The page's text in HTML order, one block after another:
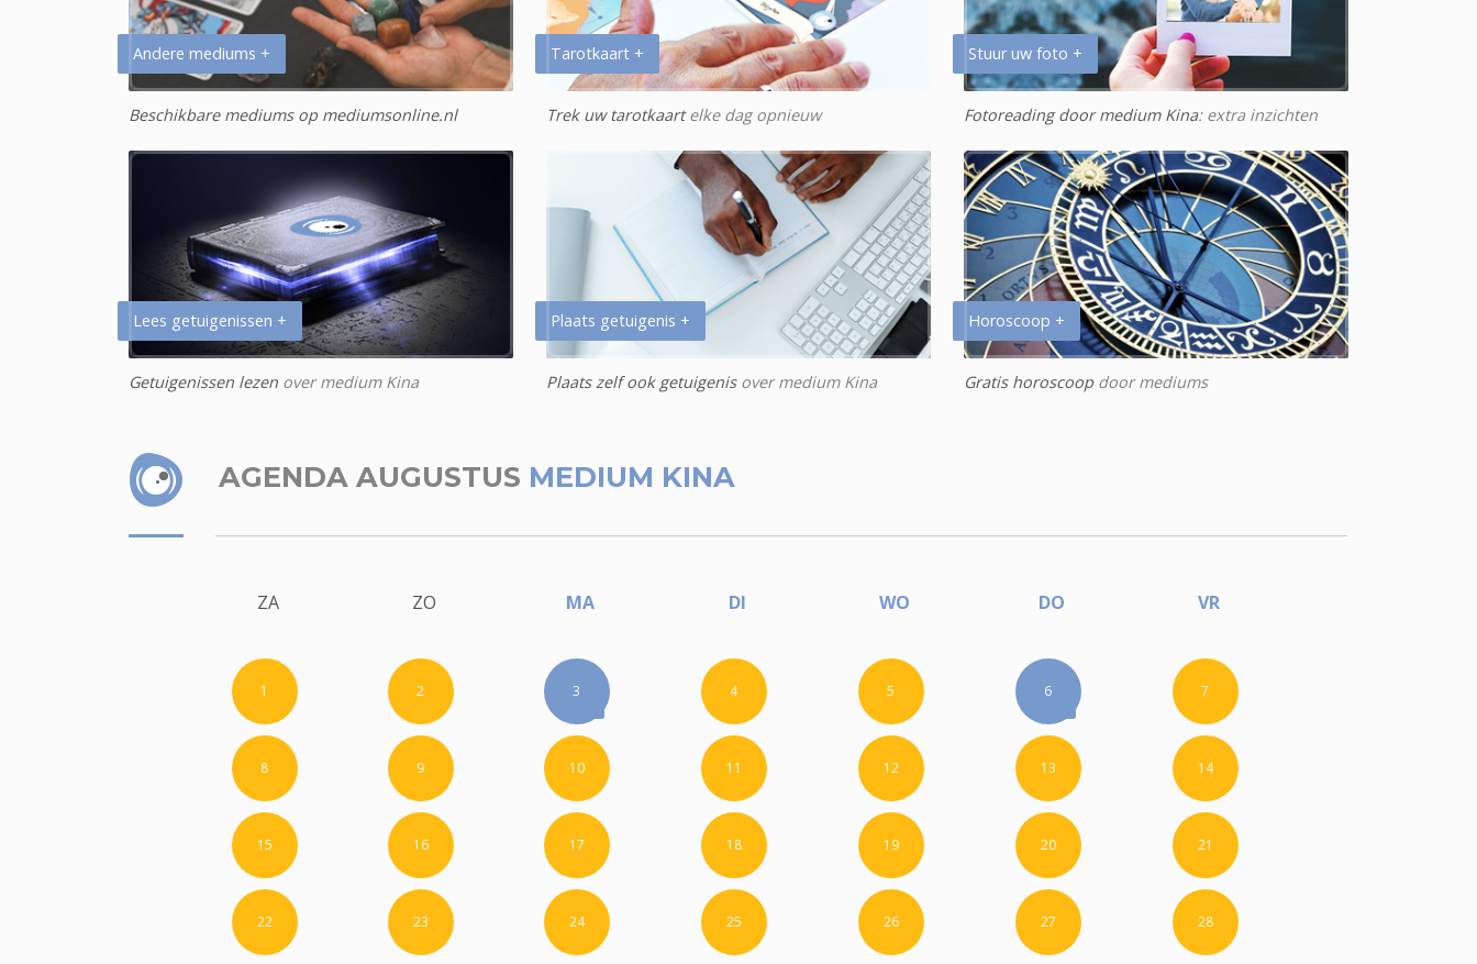
Andere mediums +
Beschikbare mediums op mediumsonline.nl
Tarotkaart +
Trek uw tarotkaartelke dag opnieuw
Stuur uw foto +
Fotoreading door medium Kina: extra inzichten
Lees getuigenissen +
Getuigenissen lezen over medium Kina
Plaats getuigenis +
Plaats zelf ook getuigenisover medium Kina
Horoscoop +
Gratis horoscoopdoor mediums
AGENDA AUGUSTUS MEDIUM KINA
ZA ZO MA DI WO DO VR
1 2 3 4 5 6 7
8 9 10 11 12 13 14
15 16 17 18 19 20 21
22 23 24 25 26 27 28